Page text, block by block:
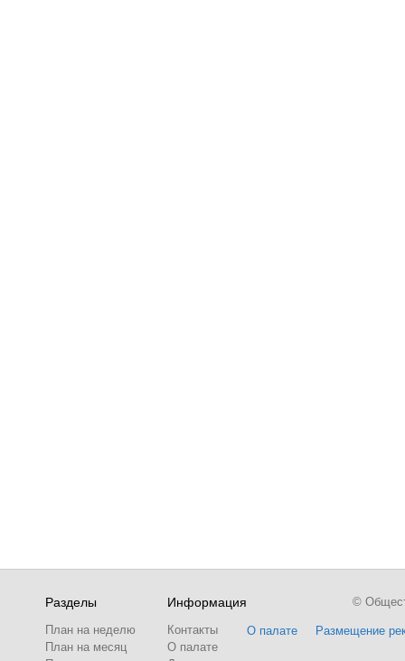
Разделы
План на неделю
План на месяц
Информация
Контакты
О палате
О палате Размещение
©